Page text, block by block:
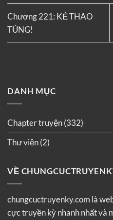
Chương 221: KẺ THAO
TÚNG!
DANH MỤC
Chapter truyện(332)
Thư viện(2)
VỀ
chungcuctruyenky.com là
cực truyền kỳ nhanh nhất và